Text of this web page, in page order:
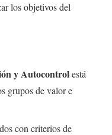
los objetivos del
y Autocontrolestá
grupos de valor e
con criterios de